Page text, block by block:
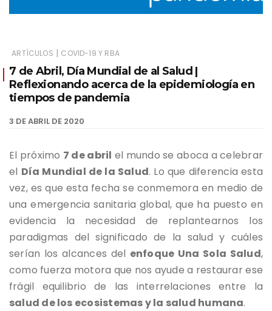
ARTÍCULOS | COVID-19 Y RBA
7 de Abril, Día Mundial de al Salud |
Reflexionando acerca de la epidemiología en
tiempos de pandemia
3 DE ABRIL DE 2020
El próximo 7 de abril el mundo se aboca a celebrar
el Día Mundial de la Salud. Lo que diferencia esta
vez, es que esta fecha se conmemora en medio de
una emergencia sanitaria global, que ha puesto en
evidencia la necesidad de replantearnos los
paradigmas del significado de la salud y cuáles
serían los alcances del enfoque Una Sola Salud,
como fuerza motora que nos ayude a restaurar ese
frágil equilibrio de las interrelaciones entre la
salud de los ecosistemas y la salud humana.